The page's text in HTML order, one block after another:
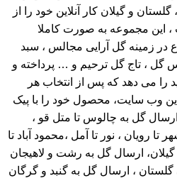
و گیلان کار آنلاین خود را از
است ، این مجموعه به صورت کاملا
در زمینه گل آرایی مجالس ، سبد
گل ، تاج گل ترحیم و … پرداخته و
را می دهد که پس از انتخاب هر
وب سایت، محصول خود را با پیک
گل به چالوس تا متل قو ،
رویان ، نور تا آمل ،محمود آباد تا
گیلان، ارسال گل به رشت و لاهیجان
گلستان ، ارسال گل به گنبد و گرگان